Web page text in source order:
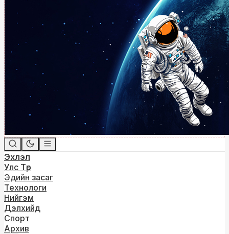
Эхлэл
Улс Төр
Эдийн засаг
Технологи
Нийгэм
Дэлхийд
Спорт
Архив